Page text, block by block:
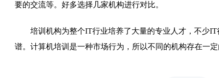
要的交流等。好多选择几家机构进行对比。
培训机构为整个IT行业培养了大量的专业人才，不少IT
谱。计算机培训是一种市场行为，所以不同的机构存在一